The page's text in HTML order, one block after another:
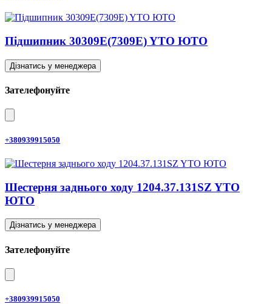
Підшипник 30309E(7309E) YTO ЮТО
Дізнатись у менеджера
Зателефонуйте
+380939915050
Шестерня заднього ходу 1204.37.131SZ YTO
ЮТО
Дізнатись у менеджера
Зателефонуйте
+380939915050